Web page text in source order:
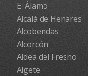
El Álamo
Alcalá de Henares
Alcobendas
Alcorcón
Aldea del Fresno
Algete